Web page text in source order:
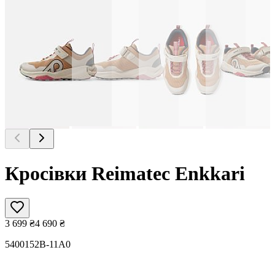
Кросівки Reimatec Enkkari
3 699 ₴4 690 ₴
5400152B-11A0